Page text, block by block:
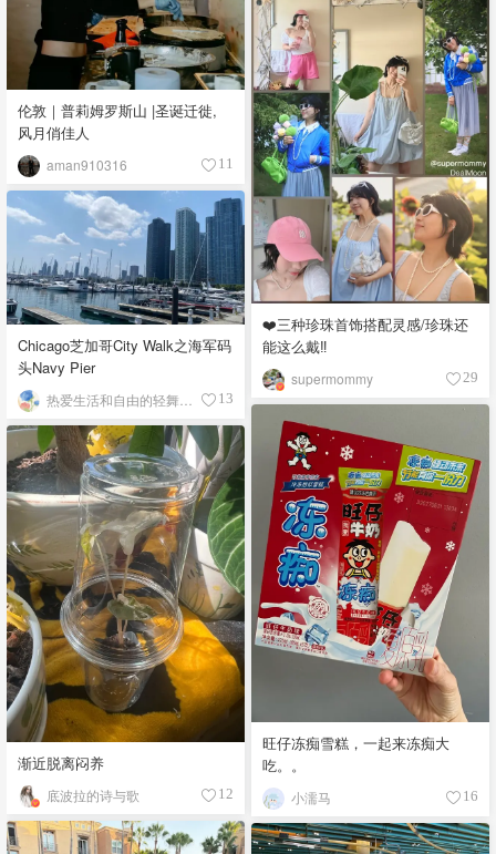
伦敦｜普莉姆罗斯山 |圣诞迁徙,
风月俏佳人
aman910316 11
❤️三种珍珠首饰搭配灵感/珍珠还
能这么戴‼️
supermommy 29
Chicago芝加哥City Walk之海军码
头Navy Pier
13
旺仔冻痴雪糕，一起来冻痴大
吃。。
小濡马 16
渐近脱离闷养
底波拉的诗与歌 12